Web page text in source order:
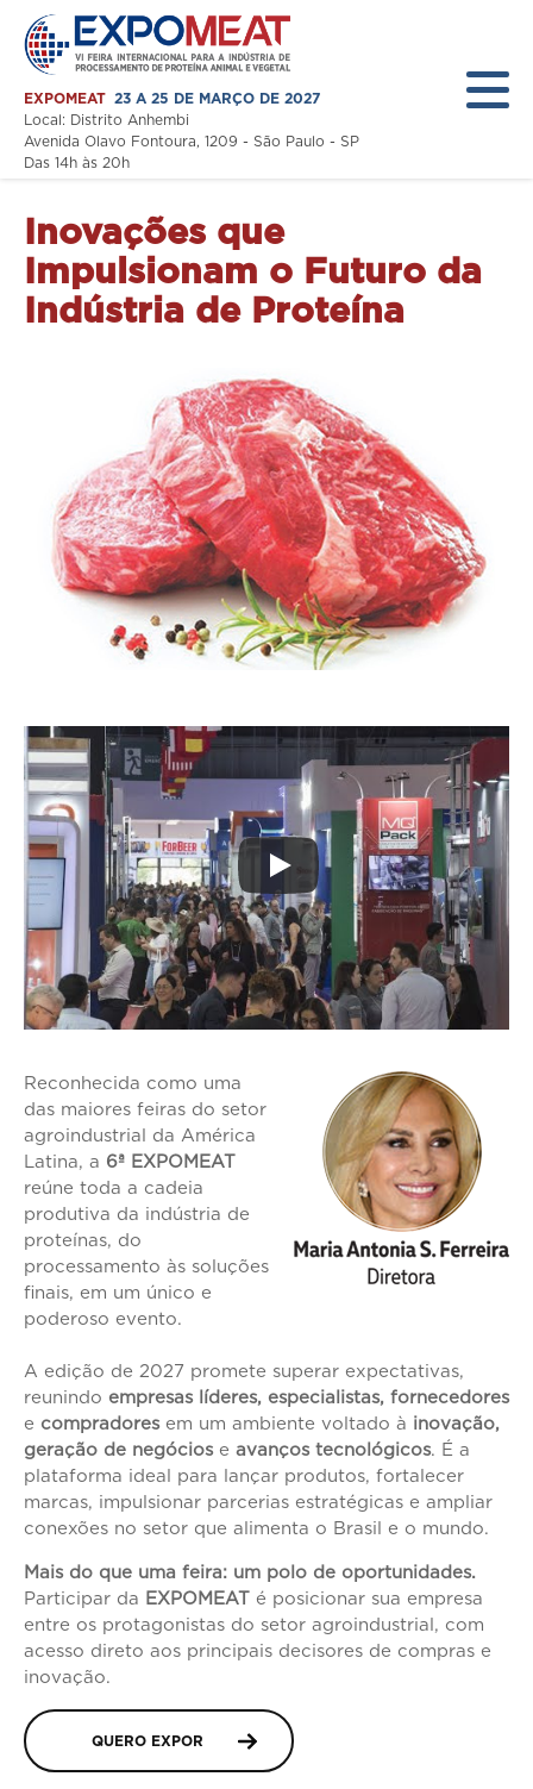
EXPOMEAT 23 A 25 DE MARÇO DE 2027
Local: Distrito Anhembi
Avenida Olavo Fontoura, 1209 - São Paulo - SP
Das 14h às 20h
Home
A Feira
Visitante
Programação
Notícias
Área Restrita
Contato
Credenciamento
Prêmio Carne Forte
Inovações que
Impulsionam o Futuro da
Indústria de Proteína
Reconhecida como uma
das maiores feiras do setor
agroindustrial da América
Latina, a 6ª EXPOMEAT
reúne toda a cadeia
produtiva da indústria de
proteínas, do
processamento às soluções
finais, em um único e
poderoso evento.
A edição de 2027 promete superar expectativas,
reunindo empresas líderes, especialistas, fornecedores
e compradoresem um ambiente voltado à inovação,
geração de negócios e avanços tecnológicos. É a
plataforma ideal para lançar produtos, fortalecer
marcas, impulsionar parcerias estratégicas e ampliar
conexões no setor que alimenta o Brasil e o mundo.
Mais do que uma feira: um polo de oportunidades.
Participar da EXPOMEAT
é posicionar sua empresa
entre os protagonistas do setor agroindustrial, com
acesso direto aos principais decisores de compras e
inovação.
QUERO EXPOR